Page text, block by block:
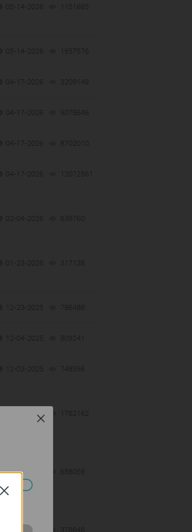
05-14-2026 1151665
05-14-2026 1957576
04-17-2026 3209149
04-17-2026 9078646
04-17-2026 8702010
04-17-2026 12072561
02-04-2026 638760
01-23-2026 317138
12-23-2025 786488
12-04-2025 809241
12-03-2025 748396
11-25-2025 1782162
11-25-2025 658059
11-25-2025 378848
Close
Close